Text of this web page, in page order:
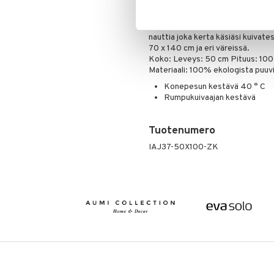
Jos unelmoit pelkistetystä ja
erinomainen valinta. Tämä
nauttia joka kerta käsiäsi
70 x 140 cm ja eri väreissä.
Koko: Leveys: 50 cm Pituus: 100
Materiaali: 100% ekologista
Konepesun kestävä 40 ° C
Rumpukuivaajan kestävä
Tuotenumero
IAJ37-50X100-ZK